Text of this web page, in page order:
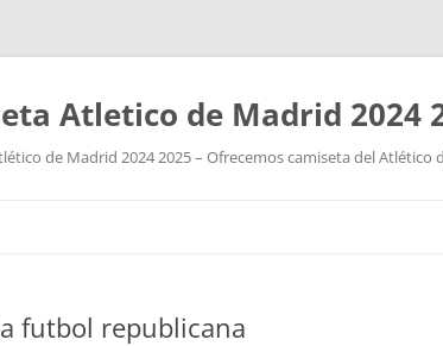
Atletico de Madrid 2024
de Madrid 2024 2025 – Ofrecemos camiseta del
futbol republicana